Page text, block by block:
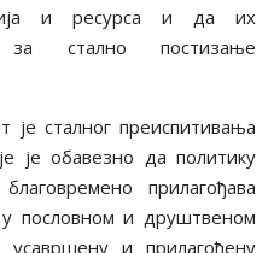
и ресурса и да их
за стално постизање
је сталног преиспитивања
је обавезно да политику
прилагођава
пословном и друштвеном
и прилагођену